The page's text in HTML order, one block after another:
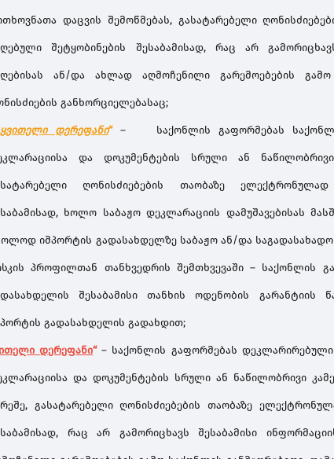
დაცვის შემოწმებას, გასატარებელი
შეტყობინების შესაბამისად, რაც არ
ან/და ახლად აღმოჩენილი გარემოებების გამო
განხორციელებასაც;
ყვითელი დერეფანი“ – საქონლის გაფორმებას
და დოკუმენტების სრული ან
ღონისძიებების თაობაზე
ხოლო საბაჟო დეკლარაციის დამუშავებისას
იმპორტის გადასახდელზე საბაჟო ან/და
პროფილთან თანხვედრის შემთხვევაში – საქონლის
შესაბამისი თანხის ოდენობის გარანტიის
გადასახდელის გადახდით;
დერეფანი“ – საქონლის გაფორმებას დეკლარირებული
და დოკუმენტების სრული ან ნაწილობრივი
, გასატარებელი ღონისძიებების თაობაზე
, რაც არ გამორიცხავს შესაბამისი